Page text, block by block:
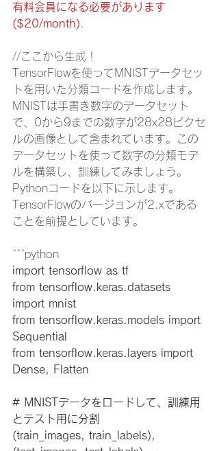
有料会員になる必要があります
($20/month)
//ここから生成！
TensorFlowを使ってMNISTデータセッ
トを用いた分類コードを作成します。
MNISTは手書き数字のデータセット
で、0から9までの数字が28x28ピクセ
ルの画像として含まれています。この
データセットを使って数字の分類モデ
ルを構築し、訓練してみましょう。
Pythonコードを以下に示します。
TensorFlowのバージョンが2.xである
ことを前提としています。
```python
import tensorflow as tf
from tensorflow.keras.datasets
import mnist
from tensorflow.keras.models import
Sequential
from tensorflow.keras.layers import
Dense, Flatten
# MNISTデータをロードして、訓練用
とテスト用に分割
(train_images, train_labels),